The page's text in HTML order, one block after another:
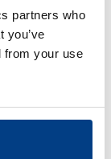
partners who
you’ve
from your use